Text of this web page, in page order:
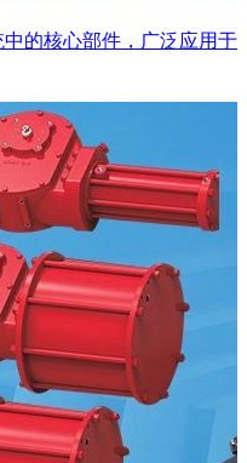
的核心部件，广泛应用于